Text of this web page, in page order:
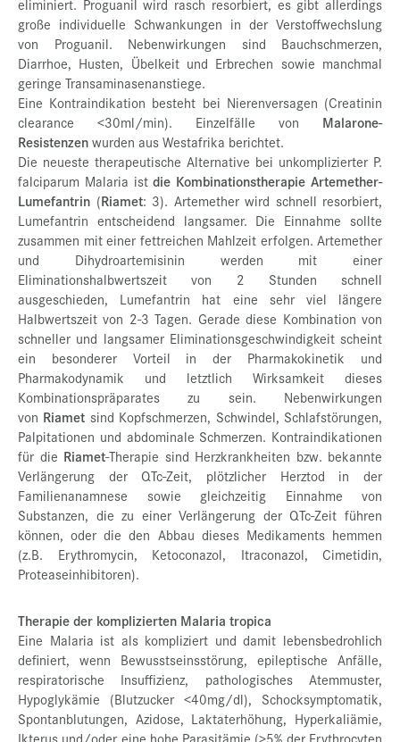
eliminiert. Proguanil wird rasch resorbiert, es gibt allerdings
große individuelle Schwankungen in der Verstoffwechslung
von Proguanil. Nebenwirkungen sind Bauchschmerzen,
Diarrhoe, Husten, Übelkeit und Erbrechen sowie manchmal
geringe Transaminasenanstiege.
Eine Kontraindikation besteht bei Nierenversagen (Creatinin
clearance <30ml/min). Einzelfälle von Malarone-
Resistenzenwurden aus Westafrika berichtet.
Die neueste therapeutische Alternative bei unkomplizierter P.
falciparum Malaria istdie Kombinationstherapie Artemether-
Lumefantrin (Riamet: 3). Artemether wird schnell resorbiert,
Lumefantrin entscheidend langsamer. Die Einnahme sollte
zusammen mit einer fettreichen Mahlzeit erfolgen. Artemether
und Dihydroartemisinin werden mit einer
Eliminationshalbwertszeit von 2 Stunden schnell
ausgeschieden, Lumefantrin hat eine sehr viel längere
Halbwertszeit von 2-3 Tagen. Gerade diese Kombination von
schneller und langsamer Eliminationsgeschwindigkeit scheint
ein besonderer Vorteil in der Pharmakokinetik und
Pharmakodynamik und letztlich Wirksamkeit dieses
Kombinationspräparates zu sein. Nebenwirkungen
von Riamet sind Kopfschmerzen, Schwindel, Schlafstörungen,
Palpitationen und abdominale Schmerzen. Kontraindikationen
für die Riamet-Therapie sind Herzkrankheiten bzw. bekannte
Verlängerung der QTc-Zeit, plötzlicher Herztod in der
Familienanamnese sowie gleichzeitig Einnahme von
Substanzen, die zu einer Verlängerung der QTc-Zeit führen
können, oder die den Abbau dieses Medikaments hemmen
(z.B. Erythromycin, Ketoconazol, Itraconazol, Cimetidin,
Proteaseinhibitoren).
Therapie der komplizierten Malaria tropica
Eine Malaria ist als kompliziert und damit lebensbedrohlich
definiert, wenn Bewusstseinsstörung, epileptische Anfälle,
respiratorische Insuffizienz, pathologisches Atemmuster,
Hypoglykämie (Blutzucker <40mg/dl), Schocksymptomatik,
Spontanblutungen, Azidose, Laktaterhöhung, Hyperkaliämie,